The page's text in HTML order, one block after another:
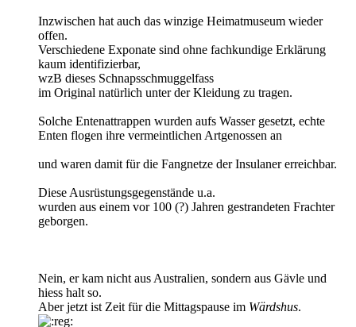
Inzwischen hat auch das winzige Heimatmuseum wieder
offen.
Verschiedene Exponate sind ohne fachkundige Erklärung
kaum identifizierbar,
wzB dieses Schnapsschmuggelfass
im Original natürlich unter der Kleidung zu tragen.
Solche Entenattrappen wurden aufs Wasser gesetzt, echte
Enten flogen ihre vermeintlichen Artgenossen an
und waren damit für die Fangnetze der Insulaner erreichbar.
Diese Ausrüstungsgegenstände u.a.
wurden aus einem vor 100 (?) Jahren gestrandeten Frachter
geborgen.
Nein, er kam nicht aus Australien, sondern aus Gävle und
hiess halt so.
Aber jetzt ist Zeit für die Mittagspause im Wärdshus.